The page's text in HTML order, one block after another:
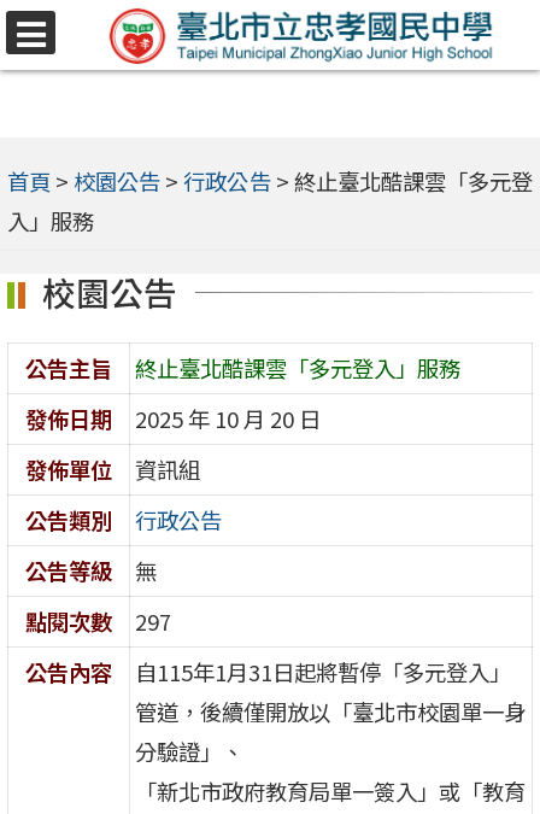
跳
至
內
容
選
首頁 > 校園公告> 行政公告>終止臺北酷課雲「多元登
入」服務
校園公告
公告主旨
終止臺北酷課雲「多元登入」服務
發佈日期
2025 年 10 月 20 日
發佈單位
資訊組
公告類別
行政公告
公告等級
無
點閱次數
297
公告內容
自115年1月31日起將暫停「多元登入」
管道，後續僅開放以「臺北市校園單一身
分驗證」、
「新北市政府教育局單一簽入」或「教育